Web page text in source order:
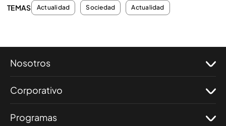
TEMAS Actualidad Sociedad Actualidad
Nosotros
Corporativo
Programas